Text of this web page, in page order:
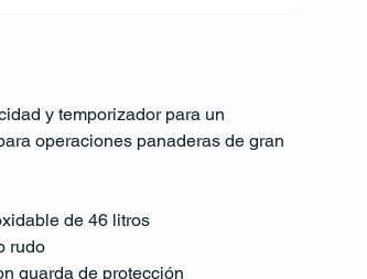
y temporizador para un
operaciones panaderas de gran
de 46 litros
rudo
guarda de protección